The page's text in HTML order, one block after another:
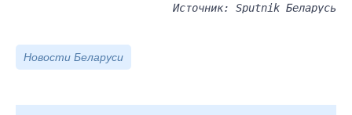
Источник: Sputnik Беларусь
Новости Беларуси